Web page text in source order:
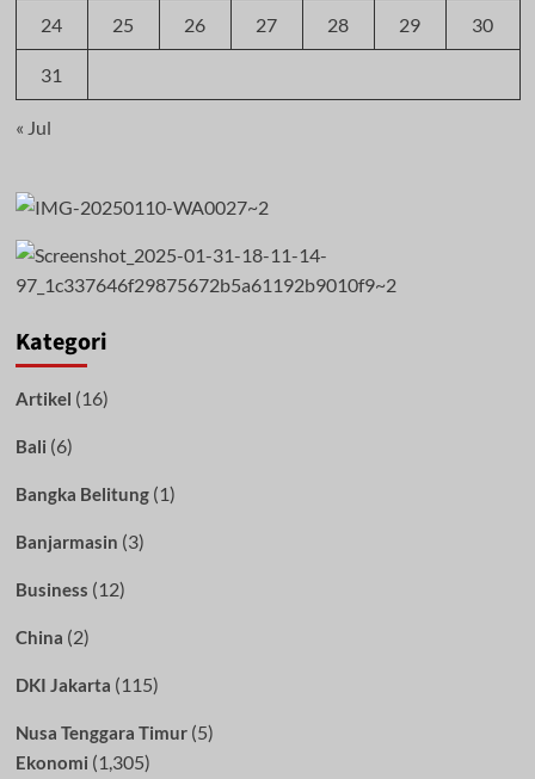
24 25 26 27 28 29 30
31
« Jul
Kategori
Artikel (16)
Bali (6)
Bangka Belitung(1)
Banjarmasin (3)
Business (12)
China (2)
DKI Jakarta (115)
Nusa Tenggara Timur(5)
Ekonomi (1,305)